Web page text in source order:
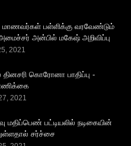
மாணவர்கள் பள்ளிக்கு வரவேண்டும்
அன்பில் மகேஷ் அறிவிப்பு
2021
தினசரி கொரோனா பாதிப்பு -
2021
மதிப்பெண் பட்டியலில் நடிகையின்
சர்ச்சை